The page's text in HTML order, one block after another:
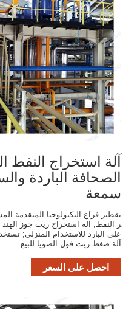
آلة استخراج النفط
الصحافة الباردة
سمعة
تقطير فراغ التكنولوجيا المتقدمة
ر النفط; آلة استخراج زيت جوز
على البارد للاستخدام المنزلي;
آلة ضغط زيت فول الصويا للبيع
احصل على السعر